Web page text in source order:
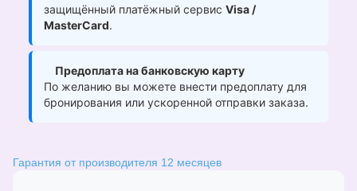
защищённый платёжный сервис Visa /
MasterCard.
Предоплата на банковскую карту
По желанию вы можете внести предоплату для
бронирования или ускоренной отправки заказа.
Гарантия от производителя 12 месяцев